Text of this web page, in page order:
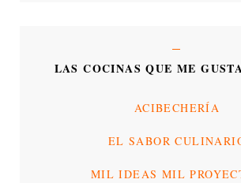
LAS COCINAS QUE ME
ACIBECHERÍA
EL SABOR
MIL IDEAS MIL